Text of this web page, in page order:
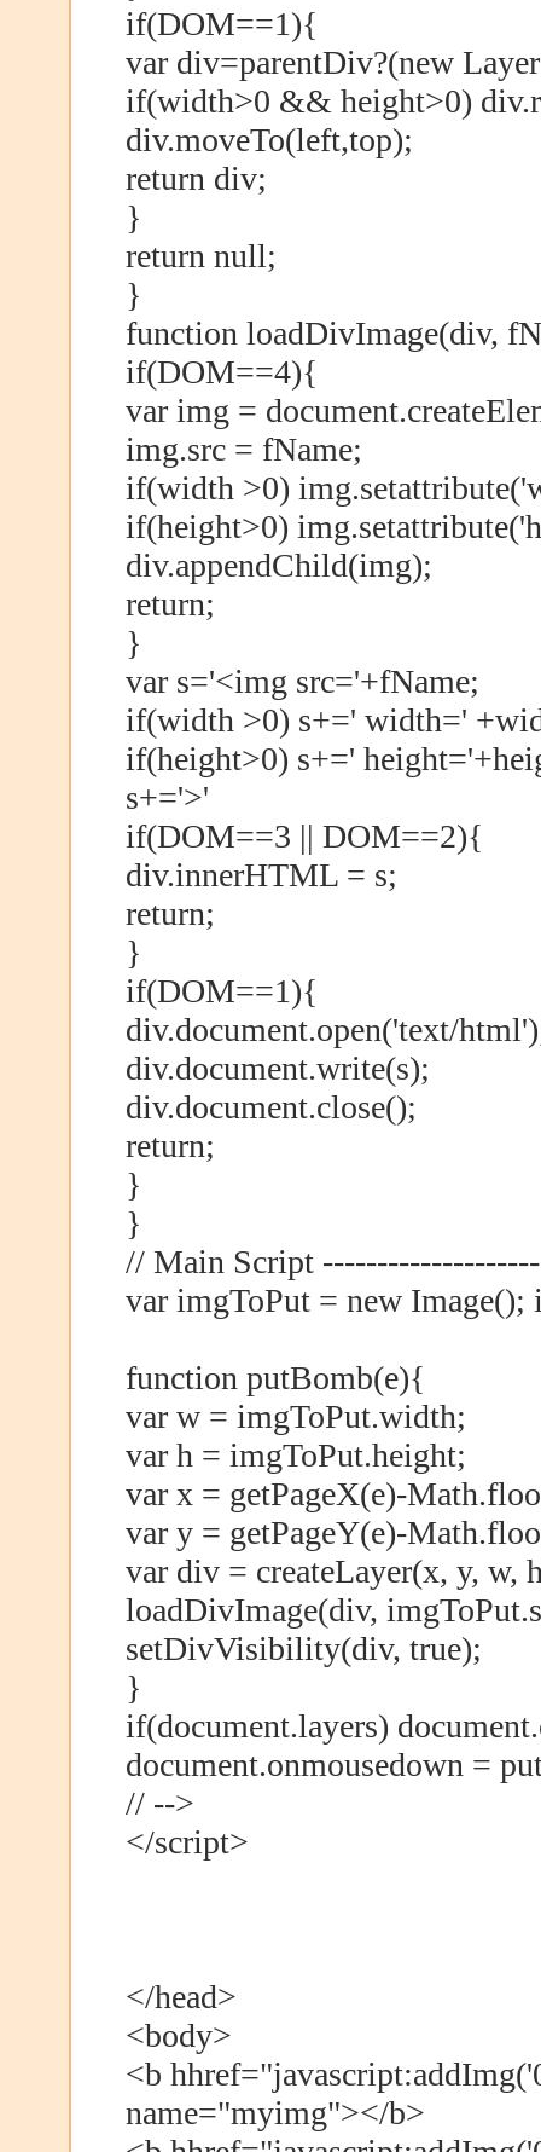
if(DOM==1){
var div=parentDiv?(new
if(width>0 && height>0)
div.moveTo(left,top);
return div;
}
return null;
}
function loadDivImage(div,
if(DOM==4){
var img =
img.src = fName;
if(width >0)
if(height>0)
div.appendChild(img);
return;
}
var s='<img src='+fName;
if(width >0) s+=' width='
if(height>0) s+='
s+='>'
if(DOM==3 || DOM==2){
div.innerHTML = s;
return;
}
if(DOM==1){
div.document.open('text/
div.document.write(s);
div.document.close();
return;
}
}
// Main Script
var imgToPut = new
function putBomb(e){
var w = imgToPut.width;
var h = imgToPut.height;
var x = getPageX(e)-
var y = getPageY(e)-
var div = createLayer(x, y, w,
loadDivImage(div,
setDivVisibility(div, true);
}
if(document.layers)
document.onmousedown =
// -->
</script>
</head>
<body>
<b
name="myimg"></b>